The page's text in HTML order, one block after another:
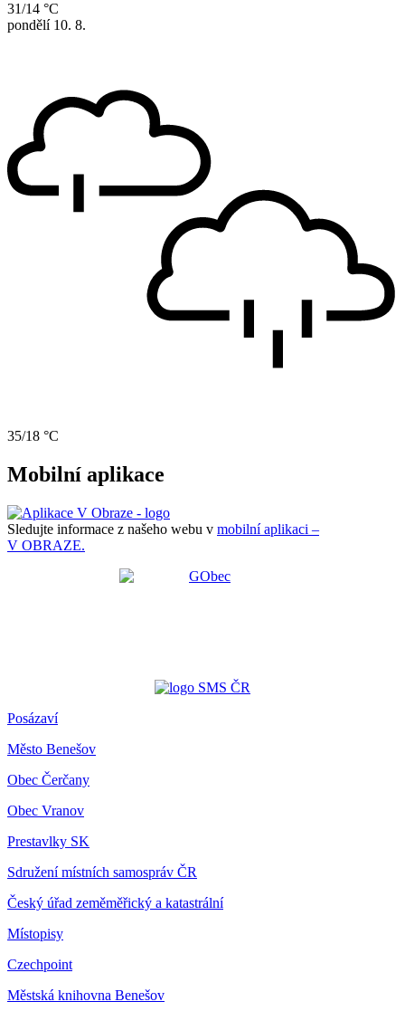
31/14 °C
pondělí 10. 8.
35/18 °C
Mobilní aplikace
Sledujte informace z našeho webu v mobilní aplikaci –
V OBRAZE.
Posázaví
Město Benešov
Obec Čerčany
Obec Vranov
Prestavlky SK
Sdružení místních samospráv ČR
Český úřad zeměměřický a katastrální
Místopisy
Czechpoint
Městská knihovna Benešov